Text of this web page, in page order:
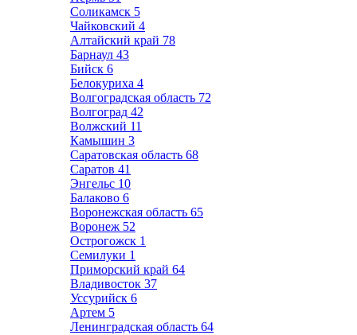
Соликамск 5
Чайковский 4
Алтайский край 78
Барнаул 43
Бийск 6
Белокуриха 4
Волгоградская область 72
Волгоград 42
Волжский 11
Камышин 3
Саратовская область 68
Саратов 41
Энгельс 10
Балаково 6
Воронежская область 65
Воронеж 52
Острогожск 1
Семилуки 1
Приморский край 64
Владивосток 37
Уссурийск 6
Артем 5
Ленинградская область 64